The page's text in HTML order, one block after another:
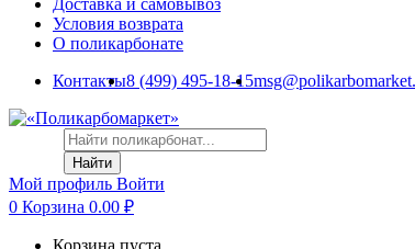
Доставка и самовывоз
Условия возврата
О поликарбонате
Контакты8 (499) 495-18-15
Найти
Мой профиль Войти
0 Корзина 0.00 ₽
Корзина пуста